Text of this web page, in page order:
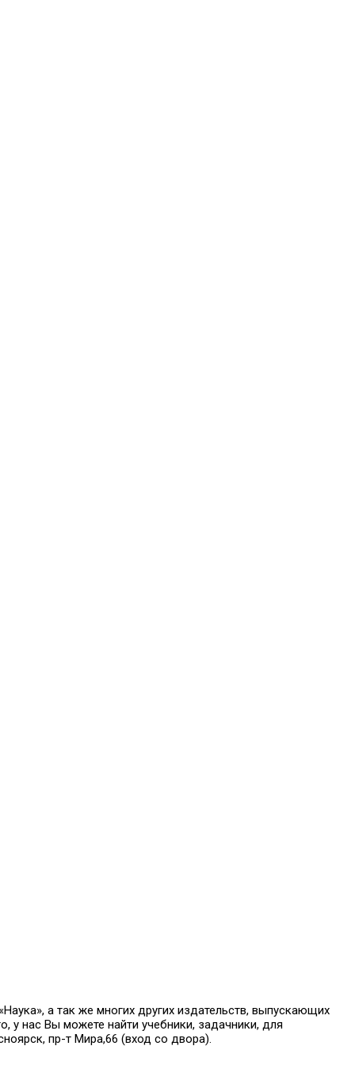
а так же многих других издательств, выпускающих
у нас Вы можете найти учебники, задачники, для
пр-т Мира,66 (вход со двора).